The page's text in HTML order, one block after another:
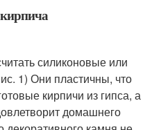
силиконовые или
1) Они пластичны, что
кирпичи из гипса, а
домашнего